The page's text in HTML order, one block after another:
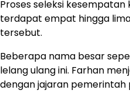
Proses seleksi
terdapat empat hingga
tersebut.
Beberapa nama besar
lelang ulang ini. Farhan
dengan jajaran pemerintah